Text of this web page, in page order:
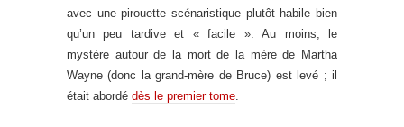
avec une pirouette scénaristique plutôt habile bien
qu’un peu tardive et « facile ». Au moins, le
mystère autour de la mort de la mère de Martha
Wayne (donc la grand-mère de Bruce) est levé ; il
était abordé dès le premier tome